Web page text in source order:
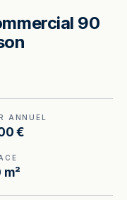
90
ANNUEL
€
m²